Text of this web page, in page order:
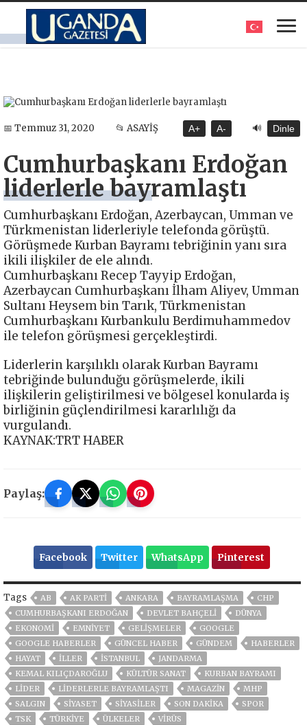
📅 Temmuz 31, 2020 📂 ASAYİŞ A+ A- 🔊 Dinle
Cumhurbaşkanı Erdoğan
liderlerle bayramlaştı
Cumhurbaşkanı Erdoğan, Azerbaycan, Umman ve
Türkmenistan liderleriyle telefonda görüştü.
Görüşmede Kurban Bayramı tebriğinin yanı sıra
ikili ilişkiler de ele alındı.
Cumhurbaşkanı Recep Tayyip Erdoğan,
Azerbaycan Cumhurbaşkanı İlham Aliyev, Umman
Sultanı Heysem bin Tarık, Türkmenistan
Cumhurbaşkanı Kurbankulu Berdimuhammedov
ile telefon görüşmesi gerçekleştirdi.
Liderlerin karşılıklı olarak Kurban Bayramı
tebriğinde bulunduğu görüşmelerde, ikili
ilişkilerin geliştirilmesi ve bölgesel konularda iş
birliğinin güçlendirilmesi kararlılığı da
vurgulandı.
KAYNAK:TRT HABER
Paylaş:
Facebook Twitter WhatsApp Pinterest
Tags AB AK PARTİ ANKARA BAYRAMLAŞMA
CHP
CUMHURBAŞKANI ERDOĞAN
DEVLET BAHÇELİ
DÜNYA
EKONOMİ
EMNİYET GELIŞMELER
GOOGLE
GOOGLE HABERLER
GÜNCEL HABER GÜNDEM
HABERLER
HAYAT
İLLER ISTANBUL
JANDARMA
KEMAL KILIÇDAROĞLU
KÜLTÜR SANAT
KURBAN BAYRAMI
LİDER
LIDERLERLE BAYRAMLAŞTI MAGAZİN
MHP
SALGIN
SİYASET SİYASİLER SON DAKIKA
SPOR
TSK
TÜRKİYE ÜLKELER VIRÜS